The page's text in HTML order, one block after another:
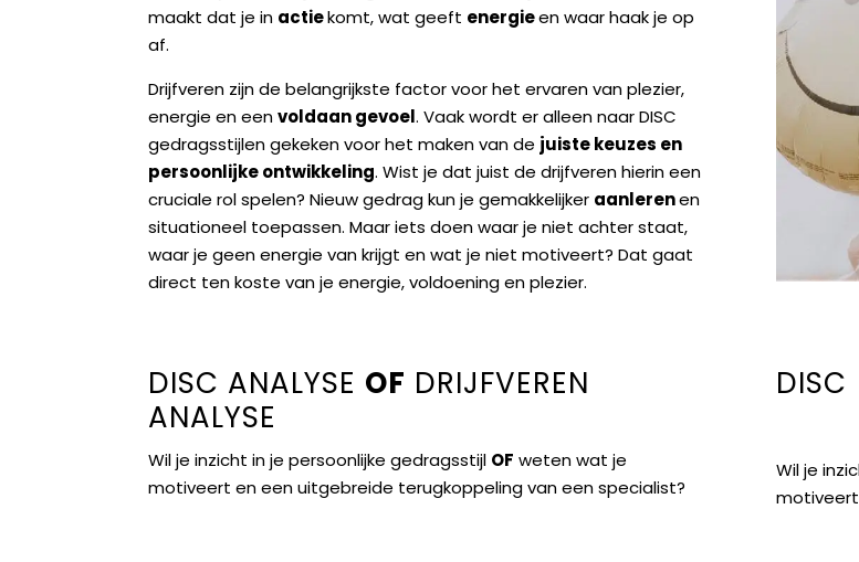
maakt dat je in actiekomt, wat geeft energieen waar haak je op
af.
Drijfveren zijn de belangrijkste factor voor het ervaren van plezier,
energie en eenvoldaan gevoel. Vaak wordt er alleen naar DISC
gedragsstijlen gekeken voor het maken van de juiste keuzes en
persoonlijke ontwikkeling. Wist je dat juist de drijfveren hierin een
cruciale rol spelen? Nieuw gedrag kun je gemakkelijker aanlerenen
situationeel toepassen. Maar iets doen waar je niet achter staat,
waar je geen energie van krijgt en wat je niet motiveert? Dat gaat
direct ten koste van je energie, voldoening en plezier.
DISC ANALYSE OF DRIJFVEREN
ANALYSE
Wil je inzicht in je persoonlijke gedragsstijl OF weten wat je
motiveert en een uitgebreide terugkoppeling van een specialist?
DISC
Wil je